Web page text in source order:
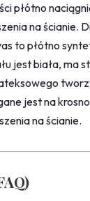
płótno
na ścianie.
to płótno
jest biała, ma
jest na
na ścianie.